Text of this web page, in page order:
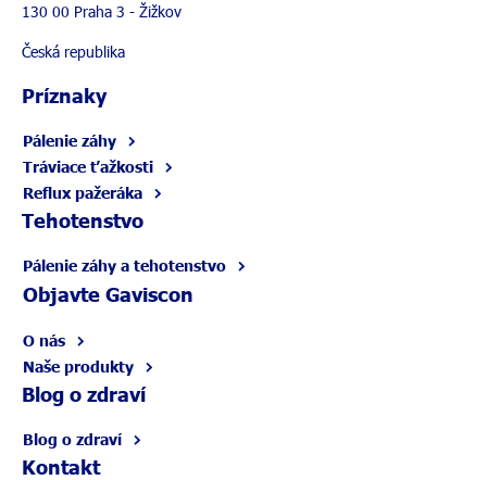
130 00 Praha 3 - Žižkov
Česká republika
Príznaky
Pálenie záhy
Tráviace ťažkosti
Reflux pažeráka
Tehotenstvo
Pálenie záhy a tehotenstvo
Objavte Gaviscon
O nás
Naše produkty
Blog o zdraví
Blog o zdraví
Kontakt